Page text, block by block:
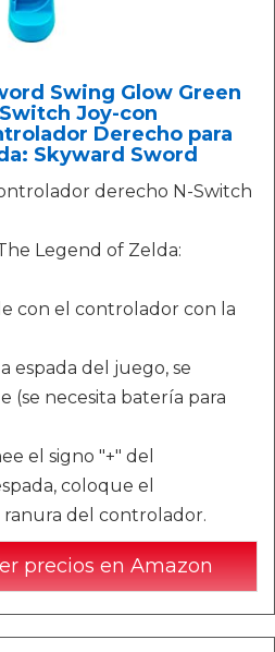
Swing Glow Green
Joy-con
Derecho para
Skyward Sword
derecho N-Switch
Legend of Zelda:
con el controlador con la
espada del juego, se
(se necesita batería para
el signo "+" del
coloque el
del controlador.
precios en Amazon